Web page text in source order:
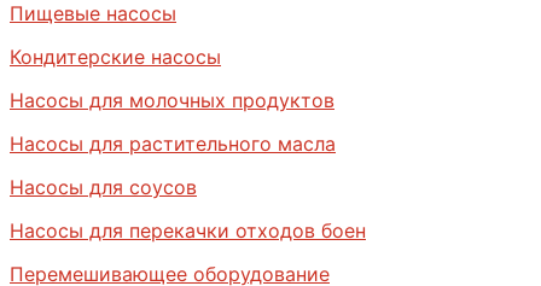
Пищевые насосы
Кондитерские насосы
Насосы для молочных продуктов
Насосы для растительного масла
Насосы для соусов
Насосы для перекачки отходов боен
Перемешивающее оборудование